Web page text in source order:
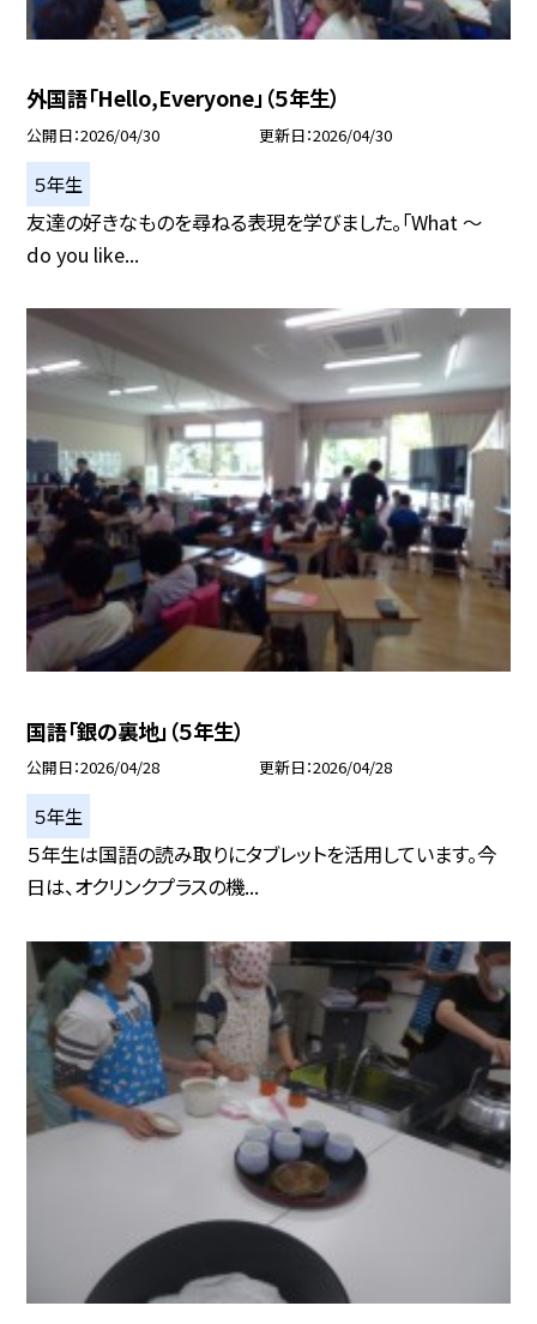
外国語「Hello,Everyone」（５年生）
公開日 2026/04/30 更新日 2026/04/30
５年生
友達の好きなものを尋ねる表現を学びました。「What 〜
do you like...
国語「銀の裏地」（５年生）
公開日 2026/04/28 更新日 2026/04/28
５年生
５年生は国語の読み取りにタブレットを活用しています。今
日は、オクリンクプラスの機...